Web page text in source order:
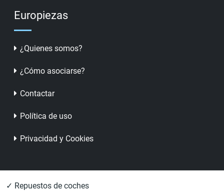
Europiezas
¿Quienes somos?
¿Cómo asociarse?
Contactar
Política de uso
Privacidad y Cookies
✓ Repuestos de coches